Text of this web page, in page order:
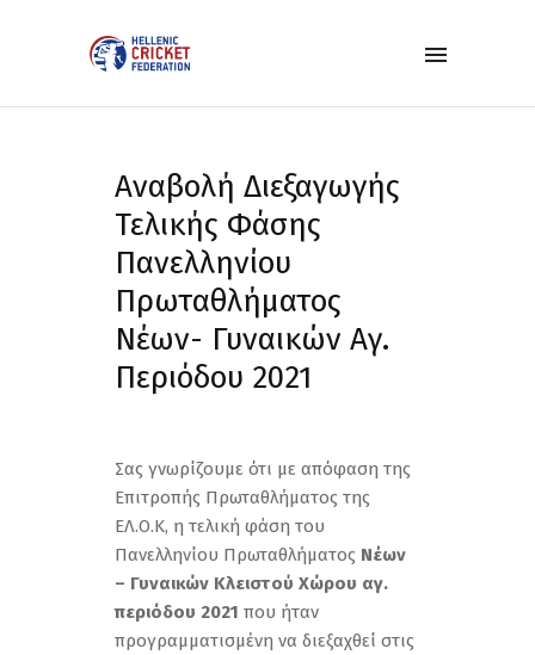
Αναβολή Διεξαγωγής
Τελικής Φάσης
Πανελληνίου
Πρωταθλήματος
Nέων- Γυναικών Αγ.
Περιόδου 2021
Σας γνωρίζουμε ότι με απόφαση της
Επιτροπής Πρωταθλήματος της
ΕΛ.Ο.Κ, η τελική φάση του
Πανελληνίου Πρωταθλήματος Νέων
– Γυναικών Κλειστού Χώρου αγ.
περιόδου 2021 που ήταν
προγραμματισμένη να διεξαχθεί στις